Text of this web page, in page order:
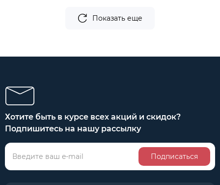
Показать еще
Хотите быть в курсе всех акций и скидок?
Подпишитесь на нашу рассылку
Подписаться